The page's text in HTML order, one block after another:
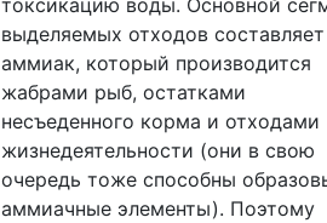
выделяемых отходов составляет
аммиак, который производится
жабрами рыб, остатками
несъеденного корма и отходами
жизнедеятельности (они в свою
очередь тоже способны
аммиачные элементы). Поэтому